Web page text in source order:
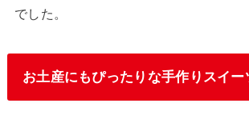
でした。
お土産にもぴったりな手作りスイー